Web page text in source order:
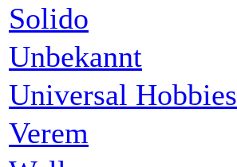
Solido
Unbekannt
Universal Hobbies
Verem